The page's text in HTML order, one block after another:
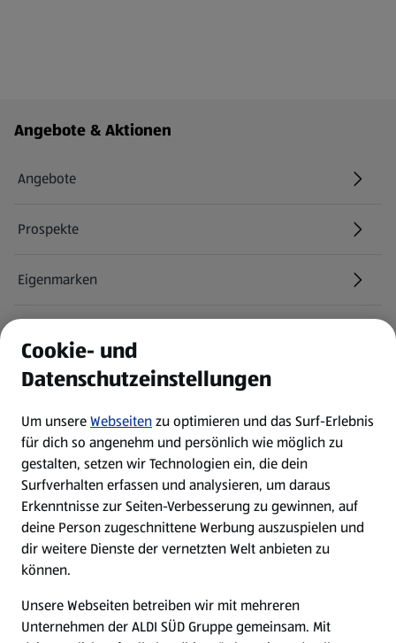
Fußzeilenmenü - weitere Links
Angebote & Aktionen
Angebote
Prospekte
Eigenmarken
Newsletter
WhatsApp
Über ALDI SÜD
Filialen
Nachhaltigkeit
Cookie- und
Datenschutzeinstellungen
Um unsereWebseitenzu optimieren und das Surf-Erlebnis
für dich so angenehm und persönlich wie möglich zu
gestalten, setzen wir Technologien ein, die dein
Surfverhalten erfassen und analysieren, um daraus
Erkenntnisse zur Seiten-Verbesserung zu gewinnen, auf
deine Person zugeschnittene Werbung auszuspielen und
dir weitere Dienste der vernetzten Welt anbieten zu
können.
Unsere Webseiten betreiben wir mit mehreren
Unternehmen der ALDI SÜD Gruppe gemeinsam. Mit